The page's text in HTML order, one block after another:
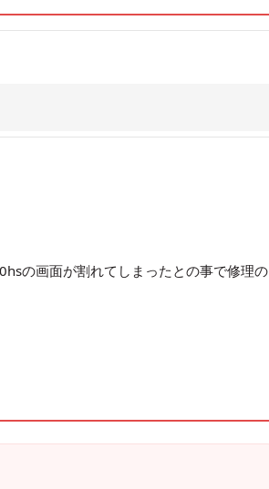
の画面が割れてしまったとの事で修理の